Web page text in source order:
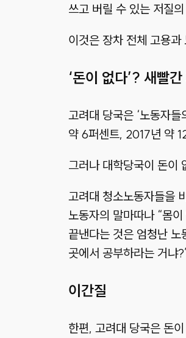
쓰고 버릴 수 있는 저질
이것은 장차 전체 고용
‘돈이 없다’? 새빨
고려대 당국은 ‘노동자
약 6퍼센트, 2017년 약
그러나 대학당국이 돈이
고려대 청소노동자들을
노동자의 말마따나 “몸
끝낸다는 것은 엄청난
곳에서 공부하라는 거냐
이간질
한편, 고려대 당국은 돈